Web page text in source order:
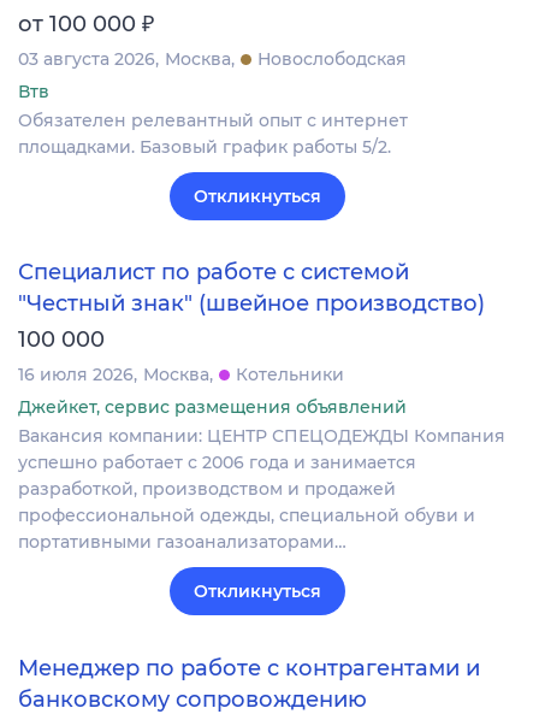
от 100 000 ₽
03 августа 2026 Москва
Новослободская
Втв
Обязателен релевантный опыт с интернет
площадками. Базовый график работы 5/2.
Откликнуться
Специалист по работе с системой
"Честный знак" (швейное производство)
100 000
16 июля 2026 Москва
Котельники
Джейкет, сервис размещения объявлений
Вакансия компании: ЦЕНТР СПЕЦОДЕЖДЫ Компания
успешно работает с 2006 года и занимается
разработкой, производством и продажей
профессиональной одежды, специальной обуви и
портативными газоанализаторами…
Откликнуться
Менеджер по работе с контрагентами и
банковскому сопровождению